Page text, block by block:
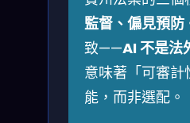
監督、偏見預防
致——AI 不是法
意味著「可審
能，而非選配。